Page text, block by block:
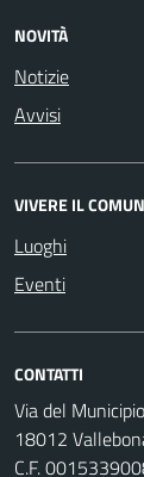
NOVITÀ
Notizie
Avvisi
VIVERE IL
Luoghi
Eventi
CONTATTI
Via del
18012
C.F.